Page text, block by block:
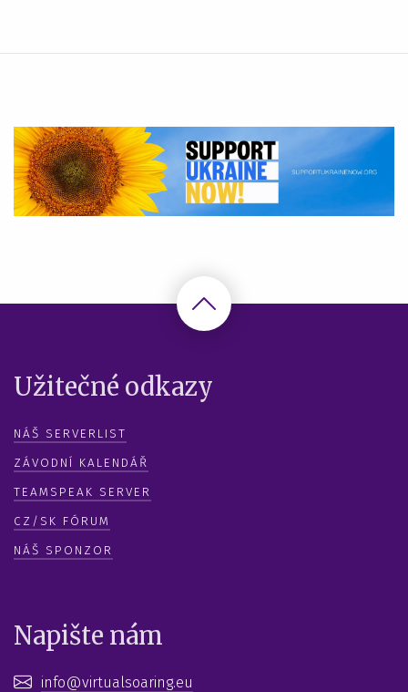
Užitečné odkazy
NÁŠ SERVERLIST
ZÁVODNÍ KALENDÁŘ
TEAMSPEAK SERVER
CZ/SK FÓRUM
NÁŠ SPONZOR
Napište nám
info virtualsoaring.eu